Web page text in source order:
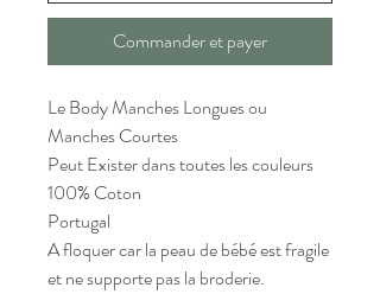
Commander et payer
Le Body Manches Longues ou
Manches Courtes
Peut Exister dans toutes les couleurs
100% Coton
Portugal
A floquer car la peau de bébé est fragile
et ne supporte pas la broderie.